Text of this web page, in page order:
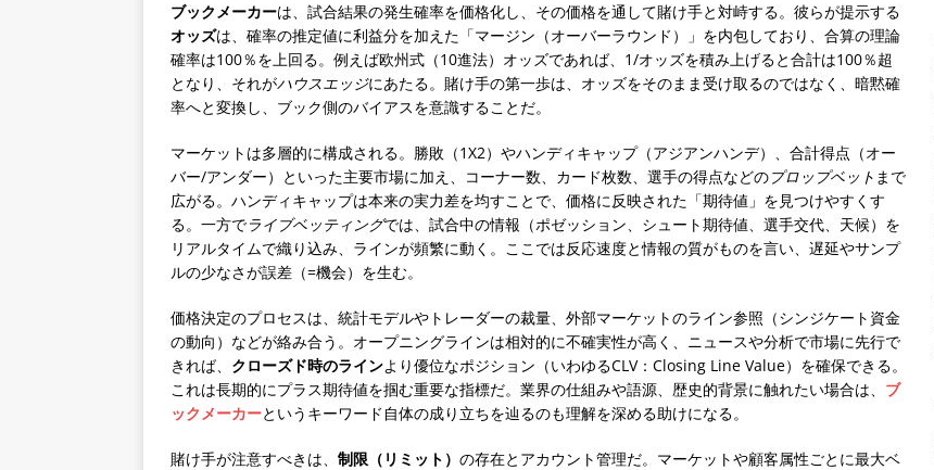
ブックメーカーは、試合結果の発生確率を価格化し、その価格を通して賭け手と対峙する。彼らが提示する
オッズは、確率の推定値に利益分を加えた「マージン（オーバーラウンド）」を内包しており、合算の理論
確率は100％を上回る。例えば欧州式（10進法）オッズであれば、1/オッズを積み上げると合計は100％超
となり、それがハウスエッジにあたる。賭け手の第一歩は、オッズをそのまま受け取るのではなく、暗黙確
率へと変換し、ブック側のバイアスを意識することだ。
マーケットは多層的に構成される。勝敗（1X2）やハンディキャップ（アジアンハンデ）、合計得点（オー
バー/アンダー）といった主要市場に加え、コーナー数、カード枚数、選手の得点などのプロップベット まで
広がる。ハンディキャップは本来の実力差を均すことで、価格に反映された「期待値」を見つけやすくす
る。一方でライブベッティングでは、試合中の情報（ポゼッション、シュート期待値、選手交代、天候）を
リアルタイムで織り込み、ラインが頻繁に動く。ここでは反応速度と情報の質がものを言い、遅延やサンプ
ルの少なさが誤差（=機会）を生む。
価格決定のプロセスは、統計モデルやトレーダーの裁量、外部マーケットのライン参照（シンジケート資金
の動向）などが絡み合う。オープニングラインは相対的に不確実性が高く、ニュースや分析で市場に先行で
きれば、 クローズド時のラインより優位なポジション（いわゆるCLV：Closing Line Value）を確保できる。
これは長期的にプラス期待値を掴む重要な指標だ。業界の仕組みや語源、歴史的背景に触れたい場合は、 ブ
ックメーカーというキーワード自体の成り立ちを辿るのも理解を深める助けになる。
賭け手が注意すべきは、 制限（リミット） の存在とアカウント管理だ。マーケットや顧客属性ごとに最大ベ